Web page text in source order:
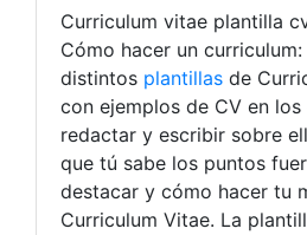
Curriculum vitae plantilla
Cómo hacer un
distintos plantillas de
con ejemplos de CV en
redactar y escribir sobre
que tú sabe los puntos
destacar y cómo hacer tu
Curriculum Vitae. La